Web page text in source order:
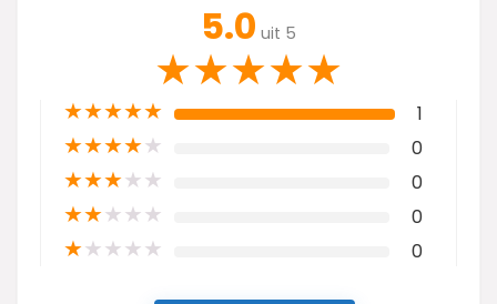
5.0 uit 5
★★★★★
★★★★★ 1
★★★★★ 0
★★★★★ 0
★★★★★ 0
★★★★★ 0